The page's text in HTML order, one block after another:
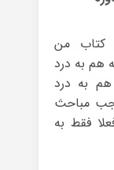
کتاب من
هم به درد
به درد
مباحث
فقط به